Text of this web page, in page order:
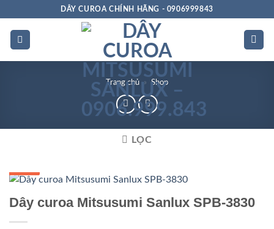
dung
DÂY CUROA CHÍNH HÃNG - 0906999843
Trang chủ » Shop
LỌC
Dây curoa Mitsusumi Sanlux SPB-3830